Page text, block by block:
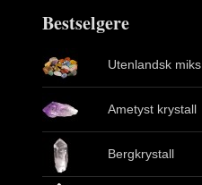
Bestselgere
Utenlandsk miks
Ametyst krystall
Bergkrystall